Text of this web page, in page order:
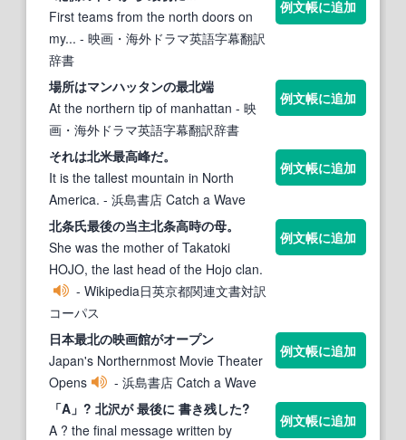
First teams from the north doors on
my... - 映画・海外ドラマ英語字幕翻訳
辞書
例文帳に追加
場所はマンハッタンの最北端
At the northern tip of manhattan - 映
画・海外ドラマ英語字幕翻訳辞書
例文帳に追加
それは北米最高峰だ。
It is the tallest mountain in North
America. - 浜島書店 Catch a Wave
例文帳に追加
北条氏最後の当主北条高時の母。
She was the mother of Takatoki
HOJO, the last head of the Hojo clan.
- Wikipedia日英京都関連文書対訳
コーパス
例文帳に追加
日本最北の映画館がオープン
Japan's Northernmost Movie Theater
Opens
- 浜島書店 Catch a Wave
例文帳に追加
「A」? 北沢が最後に 書き残した?
A ? the final message written by
例文帳に追加